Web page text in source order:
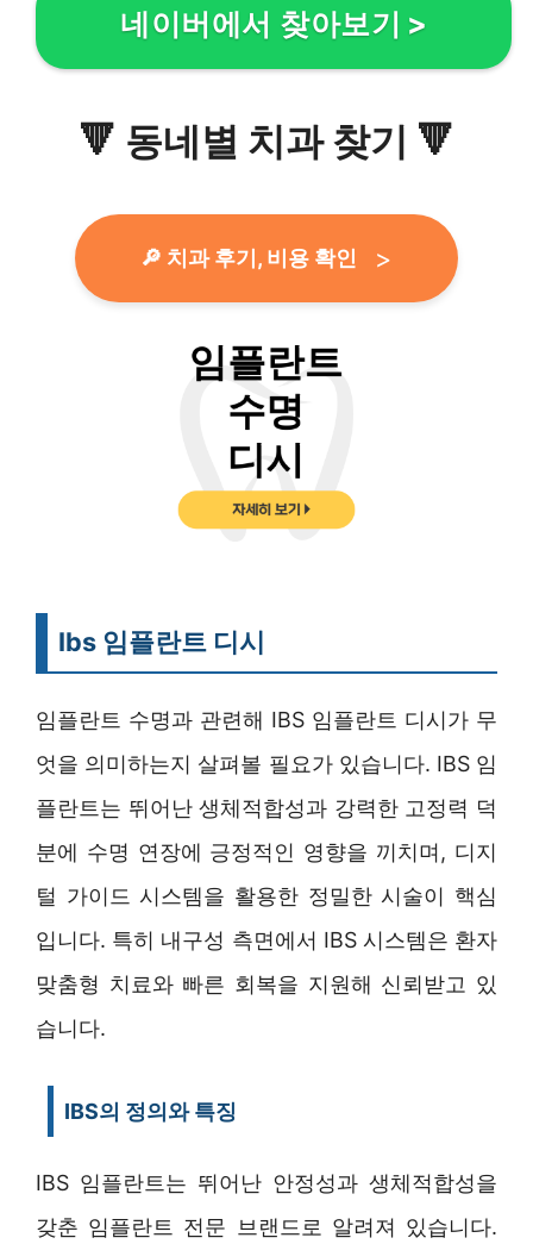
네이버에서 찾아보기 >
🔻 동네별 치과 찾기 🔻
🔎 치과 후기, 비용 확인
Ibs 임플란트 디시
임플란트 수명과 관련해 IBS 임플란트 디시가 무
엇을 의미하는지 살펴볼 필요가 있습니다. IBS 임
플란트는 뛰어난 생체적합성과 강력한 고정력 덕
분에 수명 연장에 긍정적인 영향을 끼치며, 디지
털 가이드 시스템을 활용한 정밀한 시술이 핵심
입니다. 특히 내구성 측면에서 IBS 시스템은 환자
맞춤형 치료와 빠른 회복을 지원해 신뢰받고 있
습니다.
IBS의 정의와 특징
IBS 임플란트는 뛰어난 안정성과 생체적합성을
갖춘 임플란트 전문 브랜드로 알려져 있습니다.